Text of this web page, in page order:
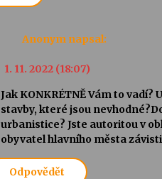
Anonym napsal:
1. 11. 2022 (18:07)
Jak KONKRÉTNĚ Vám to
stavby, které jsou
urbanistice? Jste autoritou v
obyvatel hlavního města
Odpovědět